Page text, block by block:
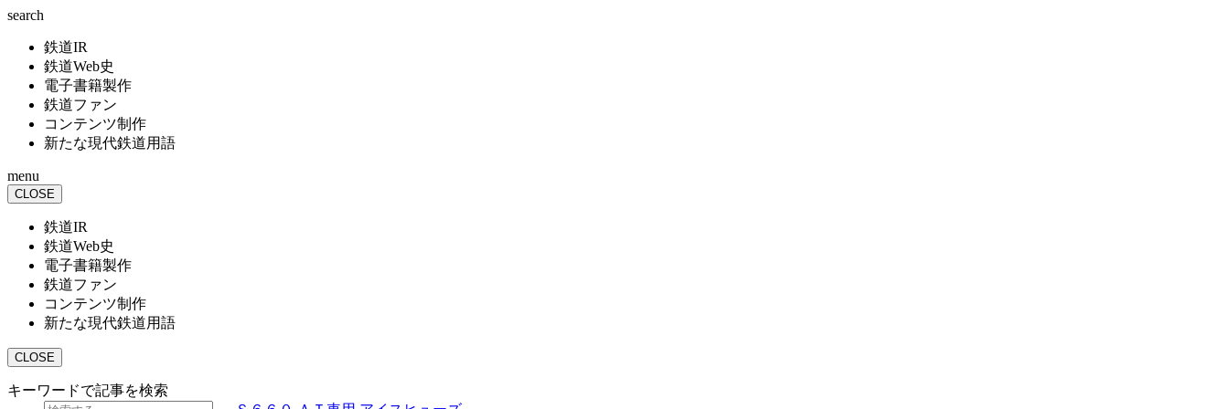
search
鉄道IR
鉄道Web史
電子書籍製作
鉄道ファン
コンテンツ制作
新たな現代鉄道用語
menu
CLOSE
鉄道IR
鉄道Web史
電子書籍製作
鉄道ファン
コンテンツ制作
新たな現代鉄道用語
CLOSE
キーワードで記事を検索